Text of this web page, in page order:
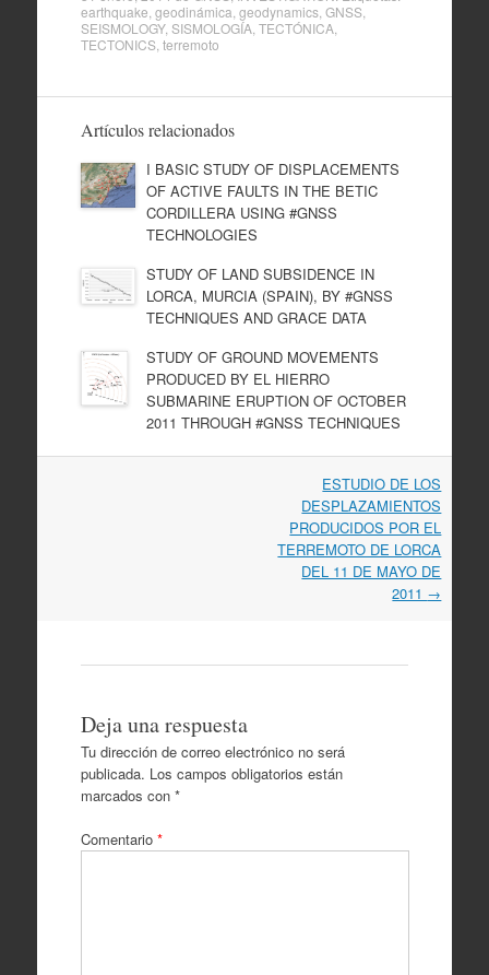
earthquake geodinámica geodynamics, GNSS,
SEISMOLOGY, SISMOLOGÍA, TECTÓNICA,
TECTONICS, terremoto
Artículos relacionados
I BASIC STUDY OF DISPLACEMENTS
OF ACTIVE FAULTS IN THE BETIC
CORDILLERA USING #GNSS
TECHNOLOGIES
STUDY OF LAND SUBSIDENCE IN
LORCA, MURCIA (SPAIN), BY #GNSS
TECHNIQUES AND GRACE DATA
STUDY OF GROUND MOVEMENTS
PRODUCED BY EL HIERRO
SUBMARINE ERUPTION OF OCTOBER
2011 THROUGH #GNSS TECHNIQUES
ESTUDIO DE LOS
DESPLAZAMIENTOS
PRODUCIDOS POR EL
TERREMOTO DE LORCA
DEL 11 DE MAYO DE
2011 →
Deja una respuesta
Tu dirección de correo electrónico no será
publicada. Los campos obligatorios están
marcados con *
Comentario *